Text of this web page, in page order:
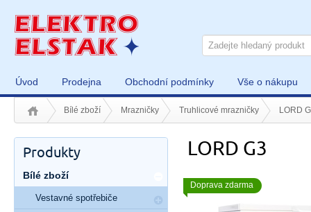
Úvod Prodejna Obchodní podmínky Vše o nákupu
Bílé zboží Mrazničky Truhlicové mrazničky LORD
LORD G3
Doprava zdarma
Produkty
Bílé zboží
Vestavné spotřebiče